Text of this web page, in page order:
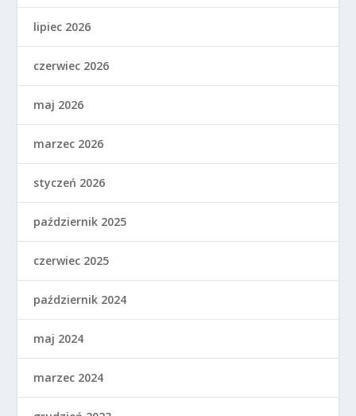
lipiec 2026
czerwiec 2026
maj 2026
marzec 2026
styczeń 2026
październik 2025
czerwiec 2025
październik 2024
maj 2024
marzec 2024